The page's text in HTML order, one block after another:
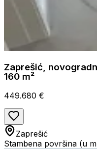
Zaprešić,
160 m²
449.680 €
Zaprešić
Stambena površina (u